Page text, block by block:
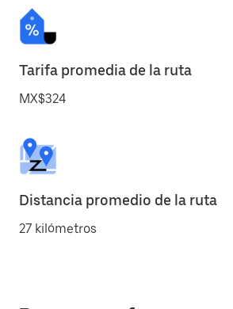
Tarifa promedia de la ruta
MX$324
Distancia promedio de la ruta
27 kilómetros